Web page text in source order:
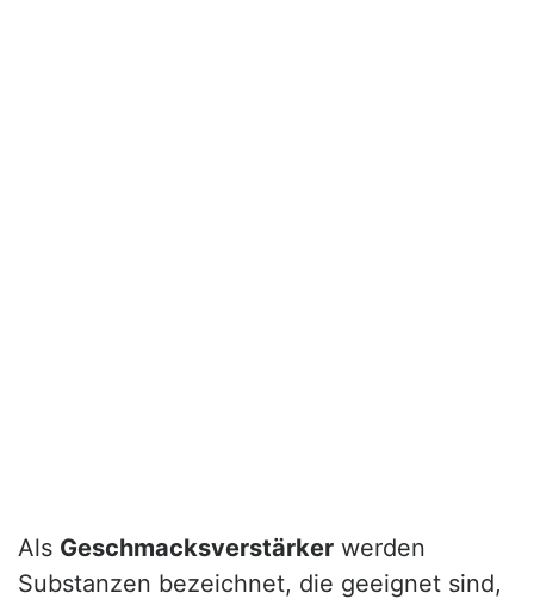
Als Geschmacksverstärker werden
Substanzen bezeichnet, die geeignet sind,